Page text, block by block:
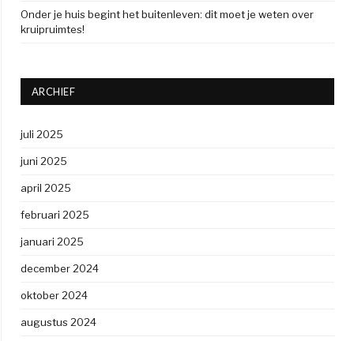
Onder je huis begint het buitenleven: dit moet je weten over
kruipruimtes!
ARCHIEF
juli 2025
juni 2025
april 2025
februari 2025
januari 2025
december 2024
oktober 2024
augustus 2024